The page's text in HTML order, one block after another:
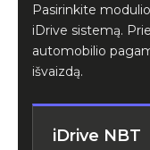
Pasirinkite
iDrive sistemą.
automobilio
išvaizdą.
iDrive NBT